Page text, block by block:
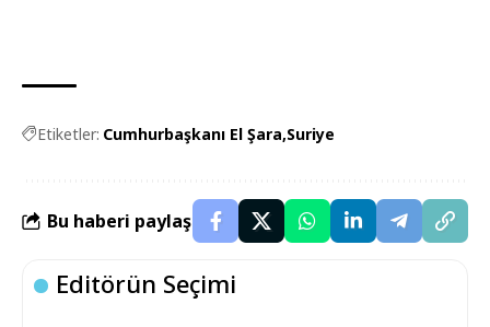
Etiketler: Cumhurbaşkanı El Şara Suriye
Bu haberi paylaş
Editörün Seçimi